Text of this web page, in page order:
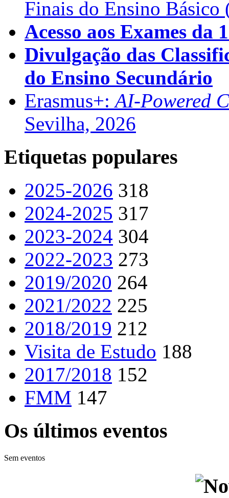
Finais do Ensino Básico
Acesso aos Exames da
Divulgação das
do Ensino Secundário
Erasmus+:AI-Powered
Sevilha, 2026
Etiquetas populares
2025-2026 318
2024-2025 317
2023-2024 304
2022-2023 273
2019/2020 264
2021/2022 225
2018/2019 212
Visita de Estudo 188
2017/2018 152
FMM 147
Os últimos eventos
Sem eventos